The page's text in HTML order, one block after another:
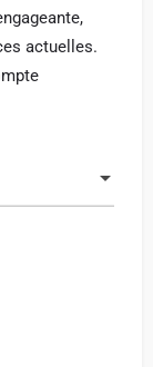
actuelles.